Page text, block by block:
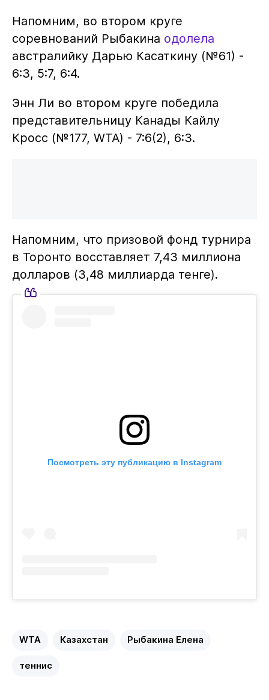
Напомним, во втором круге
соревнований Рыбакина одолела
австралийку Дарью Касаткину (№61) -
6:3, 5:7, 6:4.
Энн Ли во втором круге победила
представительницу Канады Кайлу
Кросс (№177, WTA) - 7:6(2), 6:3.
Напомним, что призовой фонд турнира
в Торонто восставляет 7,43 миллиона
долларов (3,48 миллиарда тенге).
Посмотреть эту публикацию в Instagram
WTA Казахстан Рыбакина Елена
теннис